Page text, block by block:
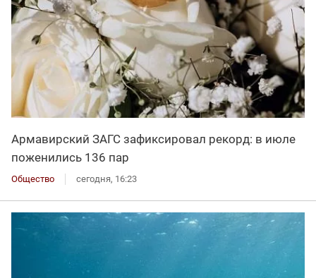
Армавирский ЗАГС зафиксировал рекорд: в июле
поженились 136 пар
Общество сегодня, 16:23